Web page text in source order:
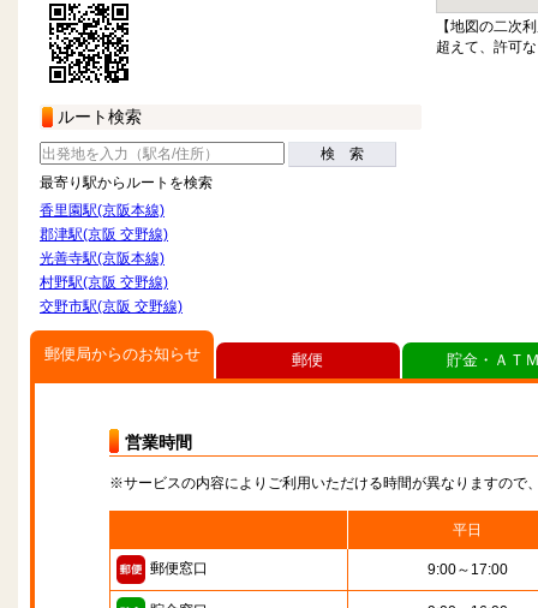
ルート検索
検 索
最寄り駅からルートを検索
香里園駅(京阪本線)
郡津駅(京阪 交野線)
光善寺駅(京阪本線)
村野駅(京阪 交野線)
交野市駅(京阪 交野線)
【地図の二次
超えて、許可
郵便局からのお知らせ
営業時間
※サービスの内容によりご利用いただける時間が異なりますので
平日
郵便窓口 9:00～17:00
郵便 貯金・ＡＴ